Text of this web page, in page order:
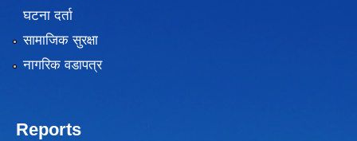
घटना दर्ता
सामाजिक सुरक्षा
नागरिक वडापत्र
Reports